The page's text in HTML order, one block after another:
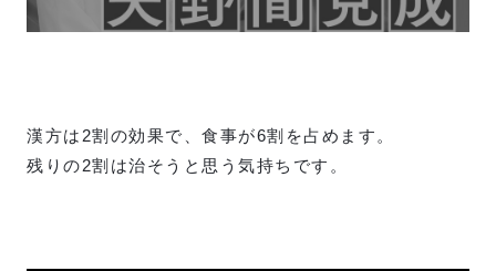
漢方は2割の効果で、食事が6割を占めます。
残りの2割は治そうと思う気持ちです。